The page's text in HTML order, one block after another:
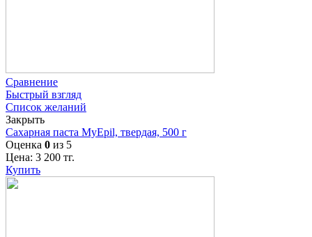
Сравнение
Быстрый взгляд
Список желаний
Закрыть
Сахарная паста MyEpil, твердая, 500 г
Оценка 0 из 5
Цена: 3 200 тг.
Купить